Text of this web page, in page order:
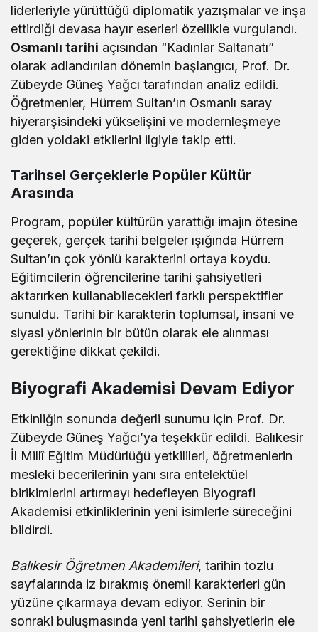
liderleriyle yürüttüğü diplomatik yazışmalar ve inşa
ettirdiği devasa hayır eserleri özellikle vurgulandı.
Osmanlı tarihi açısından “Kadınlar Saltanatı”
olarak adlandırılan dönemin başlangıcı, Prof. Dr.
Zübeyde Güneş Yağcı tarafından analiz edildi.
Öğretmenler, Hürrem Sultan’ın Osmanlı saray
hiyerarşisindeki yükselişini ve modernleşmeye
giden yoldaki etkilerini ilgiyle takip etti.
Tarihsel Gerçeklerle Popüler Kültür
Arasında
Program, popüler kültürün yarattığı imajın ötesine
geçerek, gerçek tarihi belgeler ışığında Hürrem
Sultan’ın çok yönlü karakterini ortaya koydu.
Eğitimcilerin öğrencilerine tarihi şahsiyetleri
aktarırken kullanabilecekleri farklı perspektifler
sunuldu. Tarihi bir karakterin toplumsal, insani ve
siyasi yönlerinin bir bütün olarak ele alınması
gerektiğine dikkat çekildi.
Biyografi Akademisi Devam Ediyor
Etkinliğin sonunda değerli sunumu için Prof. Dr.
Zübeyde Güneş Yağcı’ya teşekkür edildi. Balıkesir
İl Millî Eğitim Müdürlüğü yetkilileri, öğretmenlerin
mesleki becerilerinin yanı sıra entelektüel
birikimlerini artırmayı hedefleyen Biyografi
Akademisi etkinliklerinin yeni isimlerle süreceğini
bildirdi.
Balıkesir Öğretmen Akademileri, tarihin tozlu
sayfalarında iz bırakmış önemli karakterleri gün
yüzüne çıkarmaya devam ediyor. Serinin bir
sonraki buluşmasında yeni tarihi şahsiyetlerin ele